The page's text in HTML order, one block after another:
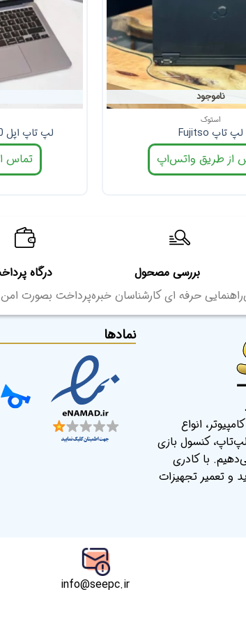
ناموجود
استوک
لپ تاپ Fujitso
از طریق واتس‌اپ
لپ تاپ اپل MacBook Air M1 2020
تماس
بررسی مصحول
راهنمایی حرفه ای کارشناسان خبره
درگاه
پرداخت بصورت امن
انواع
کنسول بازی
با کادری
و تعمیر تجهیزات
نمادها
info@seepc.ir